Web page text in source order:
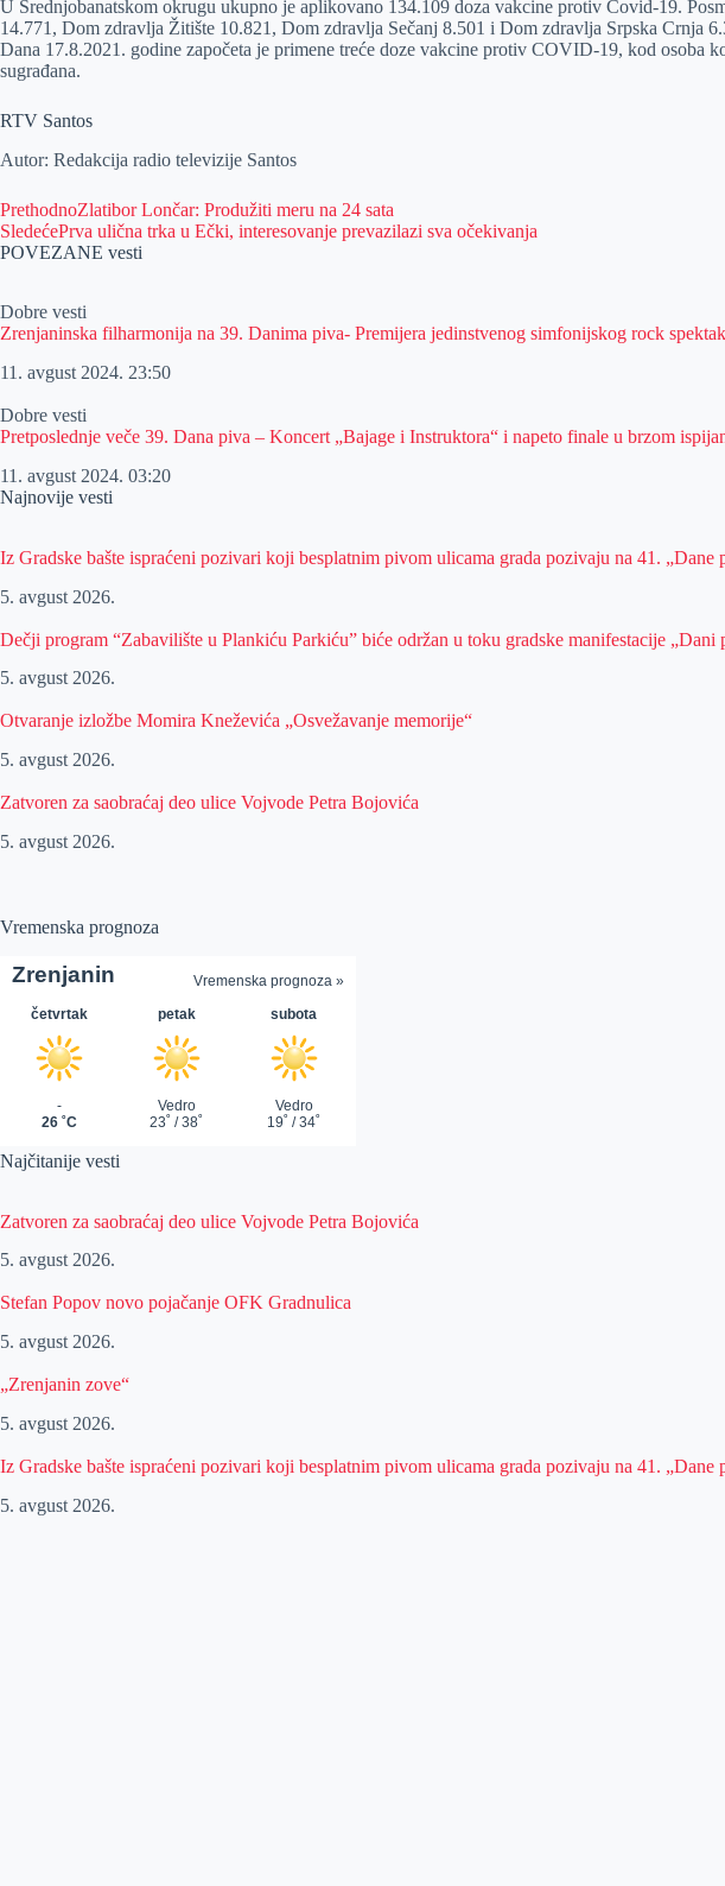
p
U Srednjobanatskom okrugu ukupno je aplikovano 134.109 doza vakcine protiv Covid-19.
14.771, Dom zdravlja Žitište 10.821, Dom zdravlja Sečanj 8.501 i Dom zdravlja Srpska Crnja
Dana 17.8.2021. godine započeta je primene treće doze vakcine protiv COVID-19, kod osoba
sugrađana.
RTV Santos
Autor: Redakcija radio televizije Santos
PrethodnoZlatibor Lončar: Produžiti meru na 24 sata
SledećePrva ulična trka u Ečki, interesovanje prevazilazi sva očekivanja
POVEZANE vesti
Dobre vesti
Zrenjaninska filharmonija na 39. Danima piva- Premijera jedinstvenog simfonijskog rock
11. avgust 2024. 23:50
Dobre vesti
Pretposlednje veče 39. Dana piva – Koncert „Bajage i Instruktora“ i napeto finale u brzom
11. avgust 2024. 03:20
Najnovije vesti
Iz Gradske bašte ispraćeni pozivari koji besplatnim pivom ulicama grada pozivaju na 41. „Dane
5. avgust 2026.
Dečji program “Zabavilište u Plankiću Parkiću” biće održan u toku gradske manifestacije „Dani
5. avgust 2026.
Otvaranje izložbe Momira Kneževića „Osvežavanje memorije“
5. avgust 2026.
Zatvoren za saobraćaj deo ulice Vojvode Petra Bojovića
5. avgust 2026.
Vremenska prognoza
Najčitanije vesti
Zatvoren za saobraćaj deo ulice Vojvode Petra Bojovića
5. avgust 2026.
Stefan Popov novo pojačanje OFK Gradnulica
5. avgust 2026.
„Zrenjanin zove“
5. avgust 2026.
Iz Gradske bašte ispraćeni pozivari koji besplatnim pivom ulicama grada pozivaju na 41. „Dane
5. avgust 2026.